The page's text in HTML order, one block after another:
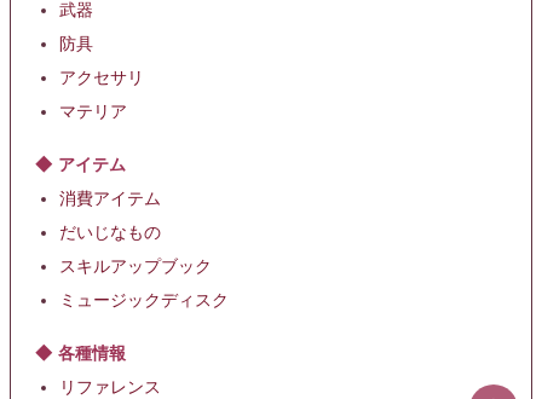
武器
防具
アクセサリ
マテリア
アイテム
消費アイテム
だいじなもの
スキルアップブック
ミュージックディスク
各種情報
リファレンス